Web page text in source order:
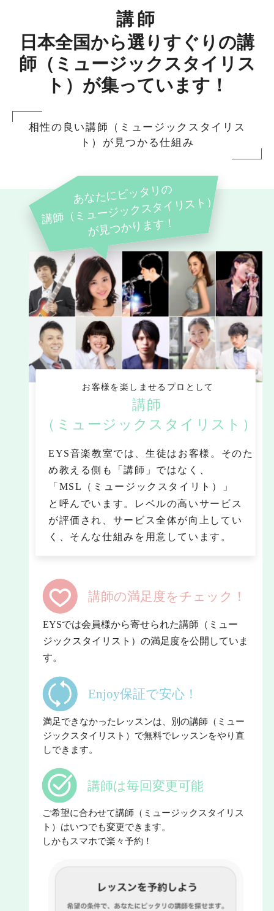
講師
日本全国から選りすぐりの講
師（ミュージックスタイリス
ト）が集っています！
相性の良い講師（ミュージックスタイリス
ト）が見つかる仕組み